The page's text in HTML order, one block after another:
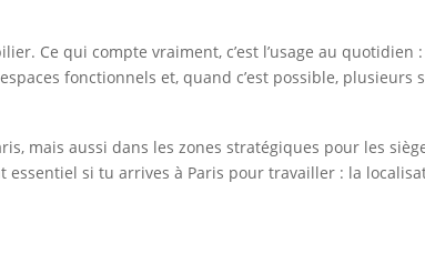
Ce qui compte vraiment, c’est l’usage au quotidien
fonctionnels et, quand c’est possible, plusieurs
mais aussi dans les zones stratégiques pour les
si tu arrives à Paris pour travailler : la